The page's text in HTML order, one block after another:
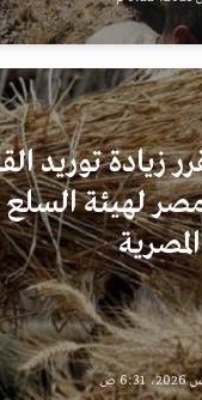
زيادة توريد
مصر لهيئة السلع